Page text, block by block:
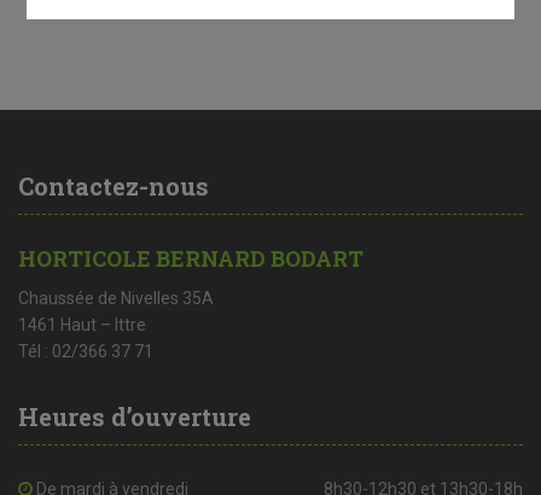
Contactez-nous
HORTICOLE BERNARD BODART
Chaussée de Nivelles 35A
1461 Haut – Ittre
Tél : 02/366 37 71
Heures d’ouverture
De mardi à vendredi 8h30-12h30 et 13h30-18h